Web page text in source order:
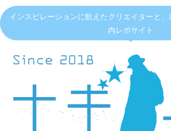
インスピレーションに飢えたクリエイターと
内レポサイト